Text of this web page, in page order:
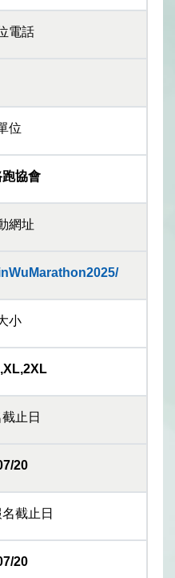
電話
位
協會
網址
小
止日
20
截止日
20